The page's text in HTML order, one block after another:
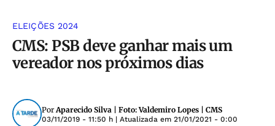
ELEIÇÕES 2024
CMS: PSB deve ganhar mais um
vereador nos próximos dias
PorAparecido Silva | Foto: Valdemiro Lopes | CMS
03/11/2019 - 11:50 h | Atualizada em 21/01/2021 - 0:00